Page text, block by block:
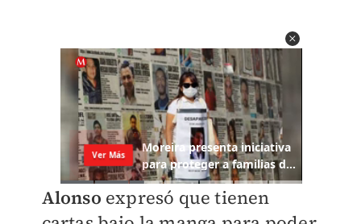
Alonso expresó que tienen